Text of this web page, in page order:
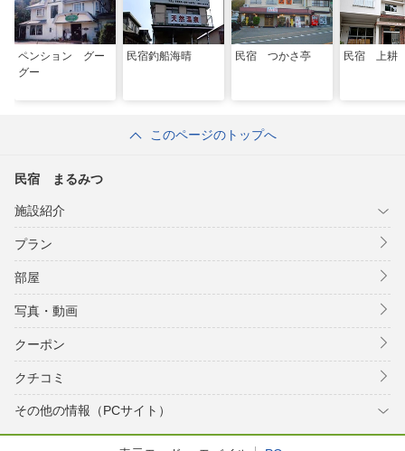
ペンション グー
グー
民宿釣船海晴 民宿 つかさ亭 民宿 上耕
このページのトップへ
民宿 まるみつ
施設紹介
プラン
部屋
写真・動画
クーポン
クチコミ
その他の情報（PCサイト）